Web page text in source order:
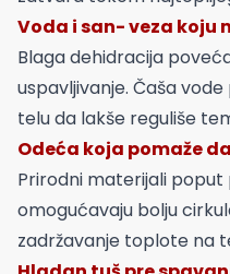
Voda i san- veza koju
Blaga dehidracija
uspavljivanje. Čaša
telu da lakše reguliše
Odeća koja pomaže
Prirodni materijali
omogućavaju bolju
zadržavanje toplote na